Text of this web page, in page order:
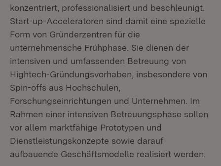
konzentriert, professionalisiert und beschleunigt.
Start-up-Acceleratoren sind damit eine spezielle
Form von Gründerzentren für die
unternehmerische Frühphase. Sie dienen der
intensiven und umfassenden Betreuung von
Hightech-Gründungsvorhaben, insbesondere von
Spin-offs aus Hochschulen,
Forschungseinrichtungen und Unternehmen. Im
Rahmen einer intensiven Betreuungsphase sollen
vor allem marktfähige Prototypen und
Dienstleistungskonzepte sowie darauf
aufbauende Geschäftsmodelle realisiert werden.